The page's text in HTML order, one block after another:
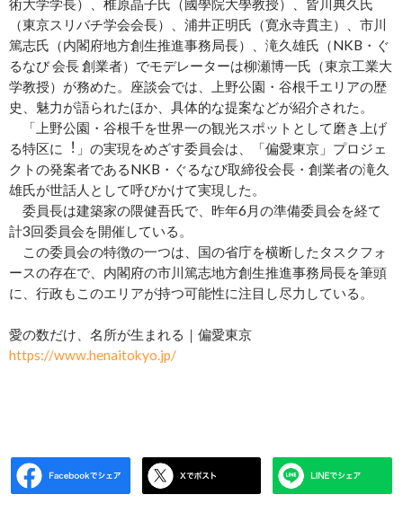
術大学学長）、椎原晶子氏（國學院大學教授）、皆川典久氏
（東京スリバチ学会会長）、浦井正明氏（寛永寺貫主）、市川
篤志氏（内閣府地方創生推進事務局長）、滝久雄氏（NKB・ぐ
るなび 会長 創業者）でモデレーターは柳瀬博一氏（東京工業大
学教授）が務めた。座談会では、上野公園・谷根千エリアの歴
史、魅力が語られたほか、具体的な提案などが紹介された。
「上野公園・⾕根千を世界⼀の観光スポットとして磨き上げ
る特区に︕」の実現をめざす委員会は、「偏愛東京」プロジェ
クトの発案者であるNKB・ぐるなび取締役会⻑・創業者の滝久
雄氏が世話⼈として呼びかけて実現した。
委員長は建築家の隈健吾氏で、昨年6月の準備委員会を経て
計3回委員会を開催している。
この委員会の特徴の一つは、国の省庁を横断したタスクフォ
ースの存在で、内閣府の市川篤志地方創生推進事務局長を筆頭
に、⾏政もこのエリアが持つ可能性に注目し尽力している。
愛の数だけ、名所が生まれる｜偏愛東京
https://www.henaitokyo.jp/